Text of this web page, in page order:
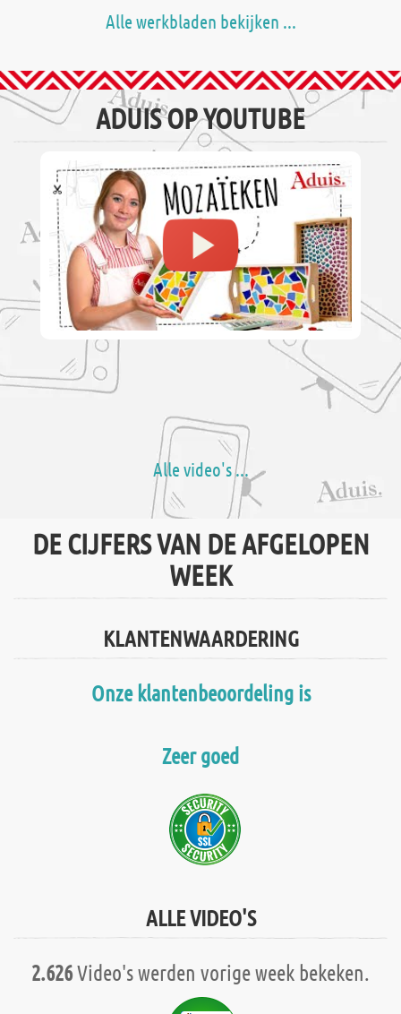
Alle werkbladen bekijken ...
ADUIS OP YOUTUBE
Alle video's ...
DE CIJFERS VAN DE AFGELOPEN
WEEK
KLANTENWAARDERING
Onze klantenbeoordeling is
Zeer goed
ALLE VIDEO'S
2.626Video's werden vorige week bekeken.